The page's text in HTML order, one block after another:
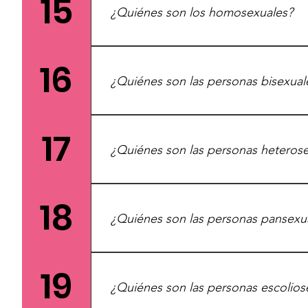
regular las características sexuales y
mamaria, extirpaciones gonadales,
15 ¿Quiénes son los homosexuales?
Hombres (pueden ser cisgénero o
16 ¿Quiénes son las personas
Personas (pueden ser cisgénero o
17 ¿Quiénes son las personas
Personas (pueden ser cisgénero o
18 ¿Quiénes son las personas
Personas (pueden ser cisgénero o
19 ¿Quiénes son las personas